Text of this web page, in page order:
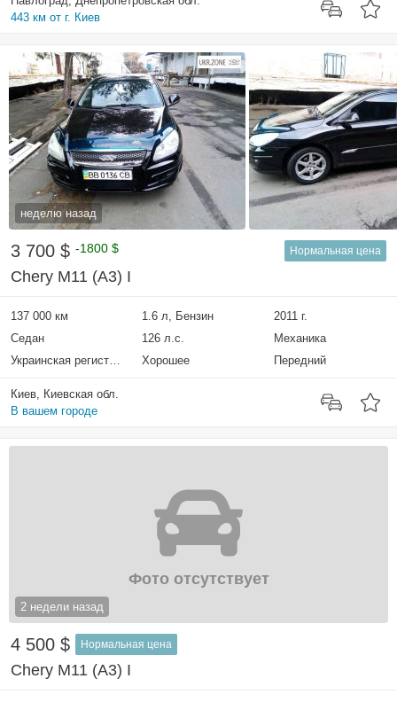
443 км от г. Киев
неделю назад
3 700 $ -1800 $ Нормальная цена
Chery M11 (A3) I
137 000 км 1.6 л, Бензин
2011 г.
Седан
126 л.с.
Механика
Украинская регистрация
Хорошее Передний
Киев, Киевская обл.
В вашем городе
2 недели назад
Фото отсутствует
4 500 $ Нормальная цена
Chery M11 (A3) I